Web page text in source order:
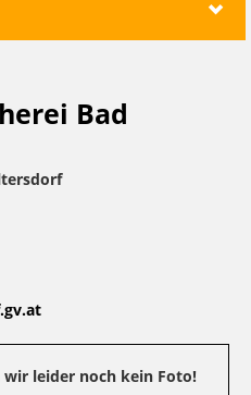
Bad
wir leider noch kein Foto!